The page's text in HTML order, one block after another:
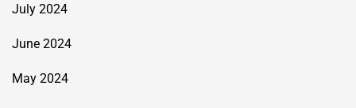
July 2024
June 2024
May 2024